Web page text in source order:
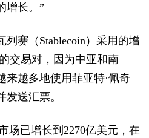
增长。”
赛（Stablecoin）采用的增
交易对，因为中亚和南
来越多地使用菲亚特·佩奇
送汇票。
场已增长到2270亿美元，在